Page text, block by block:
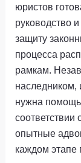
юристов
руководство
защиту
процесса
рамкам.
нужна
опытные
каждом этапе